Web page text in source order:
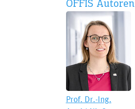
OFFIS Autoren
Prof. Dr.-Ing.